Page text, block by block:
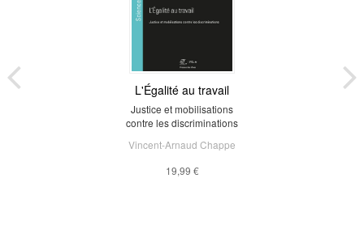
L'Égalité au travail
Justice et mobilisations
contre les discriminations
Vincent-Arnaud Chappe
19,99 €